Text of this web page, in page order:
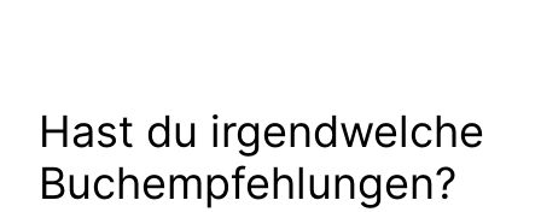
Hast du irgendwelche
Buchempfehlungen?